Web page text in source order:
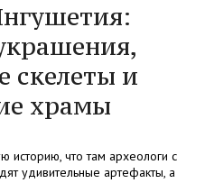
скелеты и
храмы
историю, что там археологи с
удивительные артефакты, а